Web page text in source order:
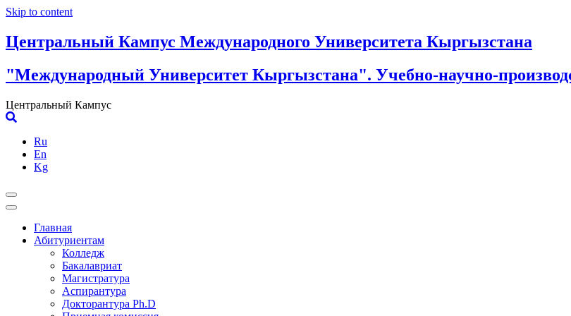
Skip to content
Центральный Кампус Международного Университета Кыргызстана
"Международный Университет Кыргызстана". Учебно-научно-
Центральный Кампус
Ru
En
Kg
Главная
Абитуриентам
Колледж
Бакалавриат
Магистратура
Аспирантура
Докторантура Ph.D